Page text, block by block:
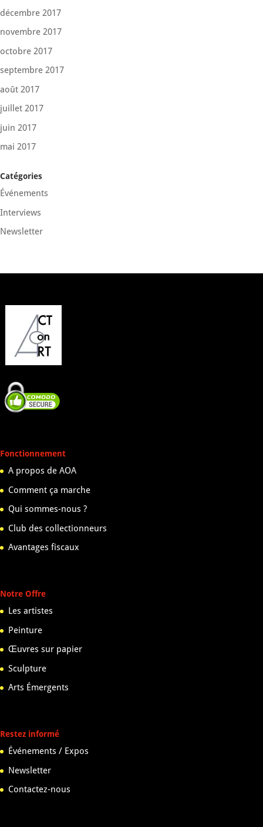
décembre 2017
novembre 2017
octobre 2017
septembre 2017
août 2017
juillet 2017
juin 2017
mai 2017
Catégories
Événements
Interviews
Newsletter
Fonctionnement
A propos de AOA
Comment ça marche
Qui sommes-nous ?
Club des collectionneurs
Avantages fiscaux
Notre Offre
Les artistes
Peinture
Œuvres sur papier
Sculpture
Arts Émergents
Restez informé
Événements / Expos
Newsletter
Contactez-nous